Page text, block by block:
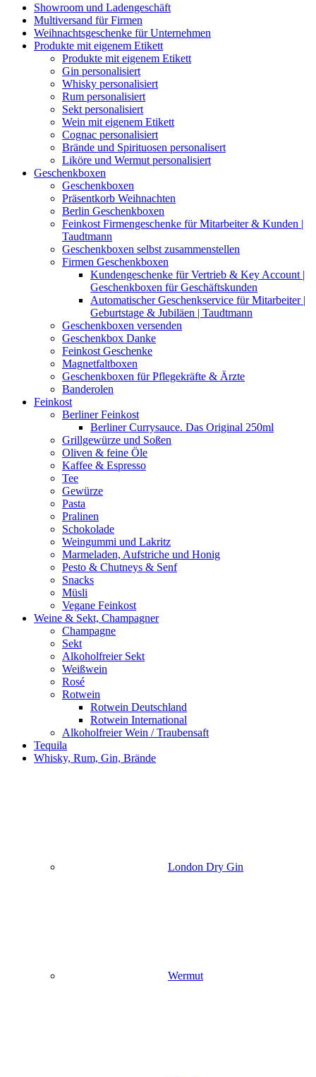
Showroom und Ladengeschäft
Multiversand für Firmen
Weihnachtsgeschenke für Unternehmen
Produkte mit eigenem Etikett
Produkte mit eigenem Etikett
Gin personalisiert
Whisky personalisiert
Rum personalisiert
Sekt personalisiert
Wein mit eigenem Etikett
Cognac personalisiert
Brände und Spirituosen personalisert
Liköre und Wermut personalisiert
Geschenkboxen
Geschenkboxen
Präsentkorb Weihnachten
Berlin Geschenkboxen
Feinkost Firmengeschenke für Mitarbeiter & Kunden |
Taudtmann
Geschenkboxen selbst zusammenstellen
Firmen Geschenkboxen
Kundengeschenke für Vertrieb & Key Account |
Geschenkboxen für Geschäftskunden
Automatischer Geschenkservice für Mitarbeiter |
Geburtstage & Jubiläen | Taudtmann
Geschenkboxen versenden
Geschenkbox Danke
Feinkost Geschenke
Magnetfaltboxen
Geschenkboxen für Pflegekräfte & Ärzte
Banderolen
Feinkost
Berliner Feinkost
Berliner Currysauce. Das Original 250ml
Grillgewürze und Soßen
Oliven & feine Öle
Kaffee & Espresso
Tee
Gewürze
Pasta
Pralinen
Schokolade
Weingummi und Lakritz
Marmeladen, Aufstriche und Honig
Pesto & Chutneys & Senf
Snacks
Müsli
Vegane Feinkost
Weine & Sekt, Champagner
Champagne
Sekt
Alkoholfreier Sekt
Weißwein
Rosé
Rotwein
Rotwein Deutschland
Rotwein International
Alkoholfreier Wein / Traubensaft
Tequila
Whisky, Rum, Gin, Brände
London Dry Gin
Wermut